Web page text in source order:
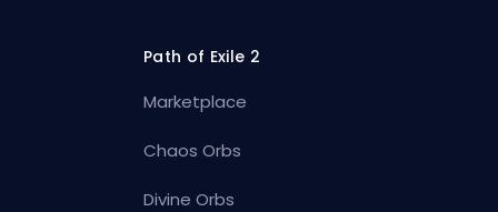
Path of Exile 2
Marketplace
Chaos Orbs
Divine Orbs